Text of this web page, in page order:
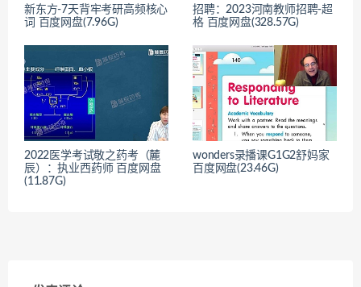
新东方-7天背牢考研高频核心
词 百度网盘(7.96G)
招聘：2023河南教师招聘-超
格 百度网盘(328.57G)
2022医学考试敬之药考（麓
辰）：执业西药师 百度网盘
(11.87G)
wonders录播课G1G2舒妈家
百度网盘(23.46G)